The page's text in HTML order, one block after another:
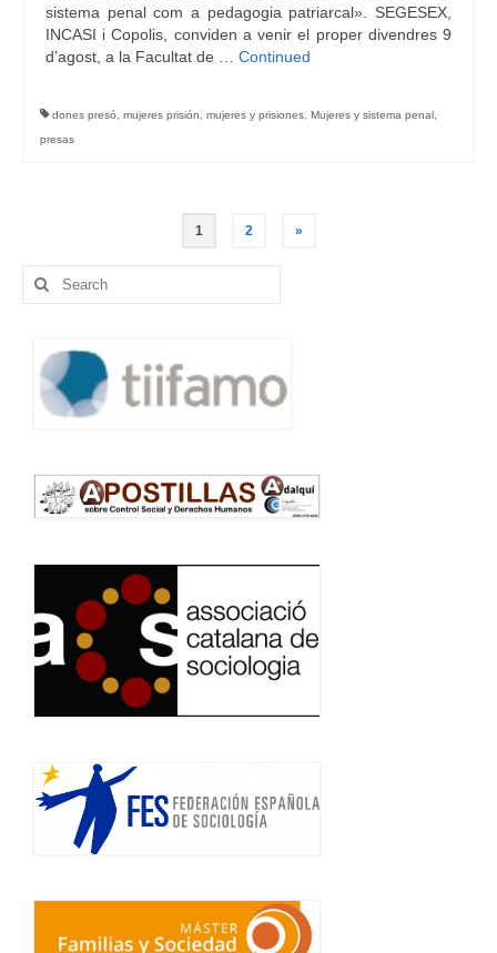
sistema penal com a pedagogia patriarcal». SEGESEX,
INCASI i Copolis, conviden a venir el proper divendres 9
d’agost, a la Facultat de … Continued
dones presó mujeres prisión mujeres y prisiones Mujeres y sistema penal
presas
d'entrades
1 2 »
Search
for: